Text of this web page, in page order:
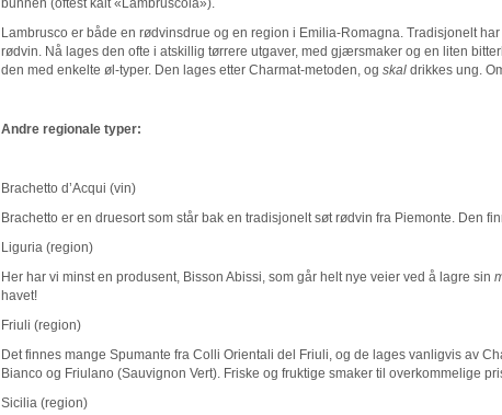
bunnen (oftest kalt «Lambruscola»).
Lambrusco er både en rødvinsdrue og en region i Emilia-Romagna. Tradisjonelt
rødvin. Nå lages den ofte i atskillig tørrere utgaver, med gjærsmaker og en liten
den med enkelte øl-typer. Den lages etter Charmat-metoden, og skal drikkes ung.
Andre regionale typer:
Brachetto d’Acqui (vin)
Brachetto er en druesort som står bak en tradisjonelt søt rødvin fra Piemonte. Den
Liguria (region)
Her har vi minst en produsent, Bisson Abissi, som går helt nye veier ved å lagre sin
havet!
Friuli (region)
Det finnes mange Spumante fra Colli Orientali del Friuli, og de lages vanligvis av
Bianco og Friulano (Sauvignon Vert). Friske og fruktige smaker til overkommelige
Sicilia (region)